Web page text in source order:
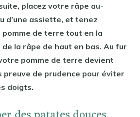
placez votre râpe au-
d’une assiette, et tenez
de terre tout en la
la râpe de haut en bas. Au fur
pomme de terre devient
de prudence pour éviter
doigts.